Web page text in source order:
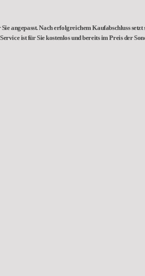
angepasst. Nach erfolgreichem Kaufabschluss
ist für Sie kostenlos und bereits im Preis der